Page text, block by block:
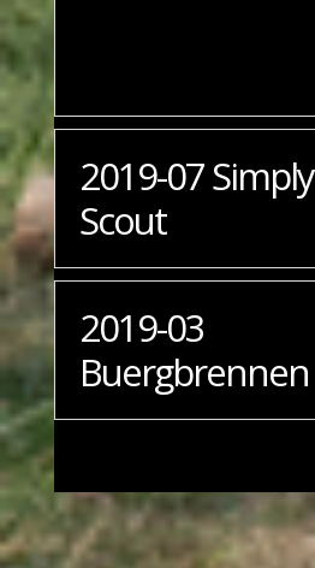
2019-07 Simply
Scout
2019-03
Buergbrennen